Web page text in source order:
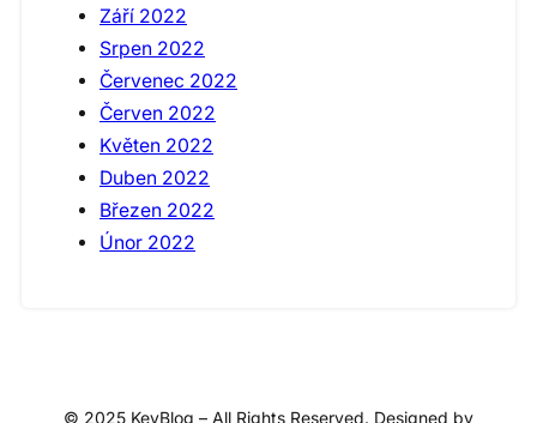
Září 2022
Srpen 2022
Červenec 2022
Červen 2022
Květen 2022
Duben 2022
Březen 2022
Únor 2022
© 2025 KeyBlog – All Rights Reserved. Designed by